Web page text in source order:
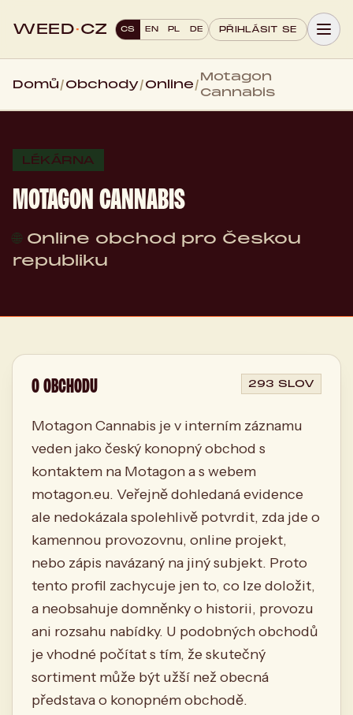
WEED·CZ CS EN PL DE PŘIHLÁSIT SE
Domů/Obchody/Online/
Motagon
Cannabis
LÉKÁRNA
MOTAGON CANNABIS
🌐Online obchod pro Českou
republiku
O OBCHODU 293 SLOV
Motagon Cannabis je v interním záznamu
veden jako český konopný obchod s
kontaktem na Motagon a s webem
motagon.eu. Veřejně dohledaná evidence
ale nedokázala spolehlivě potvrdit, zda jde o
kamennou provozovnu, online projekt,
nebo zápis navázaný na jiný subjekt. Proto
tento profil zachycuje jen to, co lze doložit,
a neobsahuje domněnky o historii, provozu
ani rozsahu nabídky. U podobných obchodů
je vhodné počítat s tím, že skutečný
sortiment může být užší než obecná
představa o konopném obchodě.